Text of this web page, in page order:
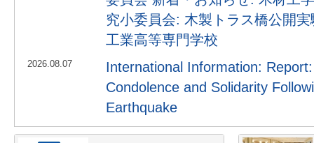
究小委員会: 木製トラス橋公開
工業高等専門学校
2026.08.07
International Information:
Condolence and Solidarity
Earthquake
ドボクのラジオ: ドボクのラジ